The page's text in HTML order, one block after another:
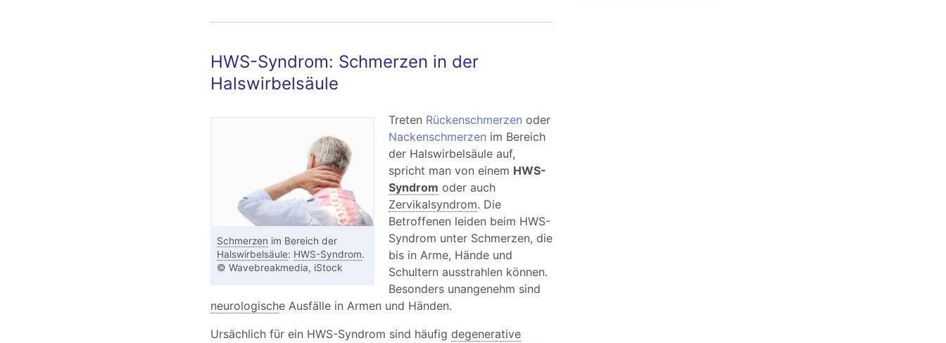
HWS-Syndrom: Schmerzen in der
Halswirbelsäule
Schmerzen im Bereich der
Halswirbelsäule: HWS-Syndrom.
© Wavebreakmedia, iStock
Treten Rückenschmerzen oder
Nackenschmerzen im Bereich
der Halswirbelsäule auf,
spricht man von einem HWS-
Syndrom oder auch
Zervikalsyndrom. Die
Betroffenen leiden beim HWS-
Syndrom unter Schmerzen, die
bis in Arme, Hände und
Schultern ausstrahlen können.
Besonders unangenehm sind
neurologische Ausfälle in Armen und Händen.
Ursächlich für ein HWS-Syndrom sind häufig degenerative